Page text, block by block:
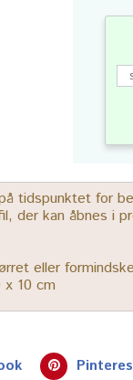
tidspunktet for
der kan åbnes i
eller
10 cm